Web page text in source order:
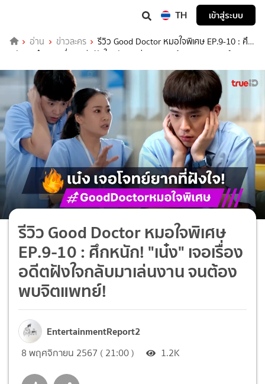
TH เข้าสู่ระบบ
อ่าน ข่าวละคร
รีวิว Good Doctor หมอใจพิเศษ EP.9-10 : ศึก
หนัก! "เน๋ง" เจอเรื่องอดีตฝังใจกลับมาเล่นงาน จนต้องพบจิตแพทย์!
รีวิว Good Doctor หมอใจพิเศษ
EP.9-10 : ศึกหนัก! "เน๋ง" เจอเรื่อง
อดีตฝังใจกลับมาเล่นงาน จนต้อง
พบจิตแพทย์!
EntertainmentReport2
8 พฤศจิกายน 2567 ( 21:00 ) 1.2K